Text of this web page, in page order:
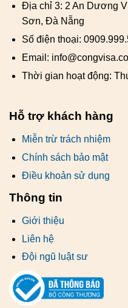
Địa chỉ 3: 2 An Dương
Sơn, Đà Nẵng
Số điện thoại:
Email:
Thời gian hoạt động:
Hỗ trợ khách hàng
Miễn trừ trách nhiệm
Chính sách bảo mật
Điều khoản sử dụng
Thông tin
Giới thiệu
Liên hệ
Đội ngũ luật sư